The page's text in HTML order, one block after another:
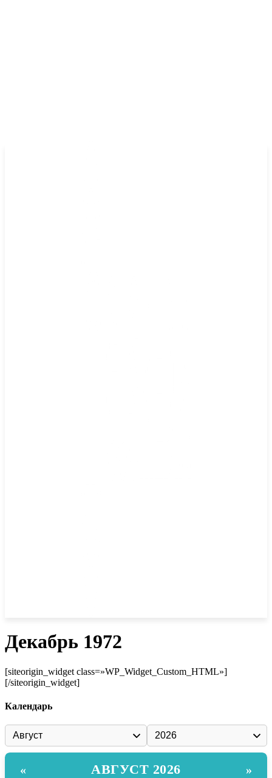
Декабрь 1972
[siteorigin_widget class=»WP_Widget_Custom_HTML»]
[/siteorigin_widget]
Календарь
« АВГУСТ 2026 »